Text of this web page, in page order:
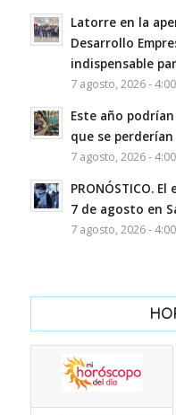
Latorre en la
Desarrollo
indispensable
7 agosto, 2026 -
Este año
que se
7 agosto, 2026 -
PRONÓSTICO.
7 de agosto en
7 agosto, 2026 -